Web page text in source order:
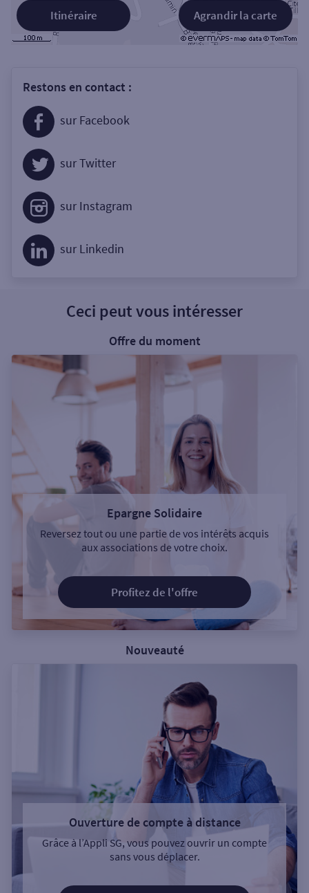
Agrandir la carte
Itinéraire
Restons en contact :
sur Facebook
sur Twitter
sur Instagram
sur Linkedin
Ceci peut vous intéresser
Offre du moment
Epargne Solidaire
Reversez tout ou une partie de vos intérêts acquis
aux associations de votre choix.
Profitez de l'offre
Nouveauté
Ouverture de compte à distance
Grâce à l’Appli SG, vous pouvez ouvrir un compte
sans vous déplacer.